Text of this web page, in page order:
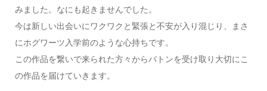
みました。なにも起きませんでした。
今は新しい出会いにワクワクと緊張と不安が入り混じり、まさ
にホグワーツ入学前のような心持ちです。
この作品を繋いで来られた方々からバトンを受け取り大切にこ
の作品を届けていきます。